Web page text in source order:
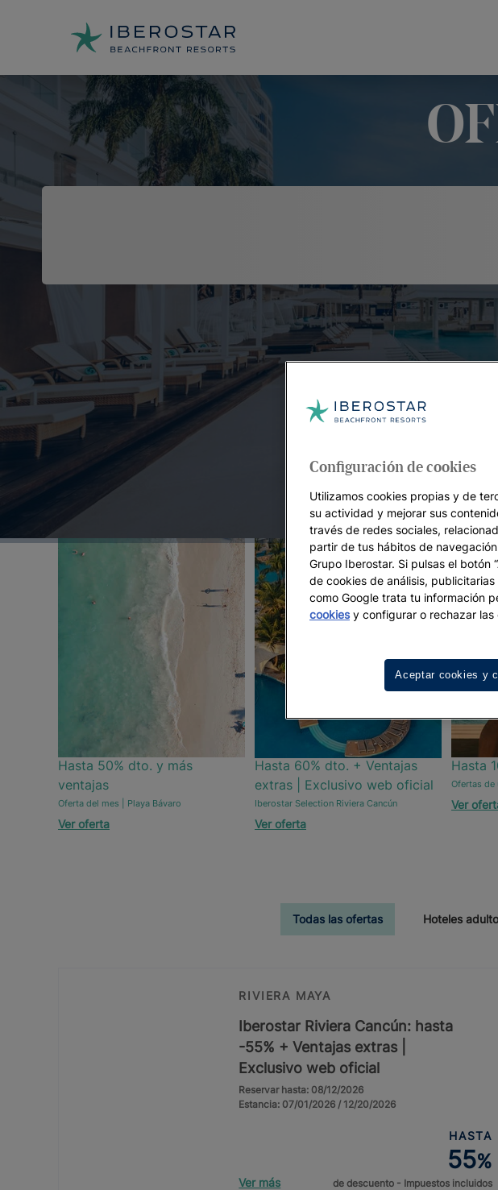
Ofertas destacadas:
Hasta 50% dto. y más
ventajas
Oferta del mes | Playa Bávaro
Ver oferta
Hasta 60% dto. + Ventajas
extras | Exclusivo web oficial
Iberostar Selection Riviera Cancún
Ver oferta
Hasta
Ofertas de
Ver
Todas las ofertas Hoteles
RIVIERA MAYA
Iberostar Riviera Cancún: hasta
-55% + Ventajas extras |
Exclusivo web oficial
Reservar hasta: 08/12/2026
Estancia: 07/01/2026 / 12/20/2026
Ver más
HASTA
55%
de descuento - Impuestos incluidos
Configuración de cookies
Utilizamos cookies propias y de
su actividad y mejorar sus
través de redes sociales,
partir de tus hábitos de
Grupo Iberostar. Si pulsas el botón
de cookies de análisis,
como Google trata tu información
cookiesy configurar o rechazar las
Aceptar cookies y